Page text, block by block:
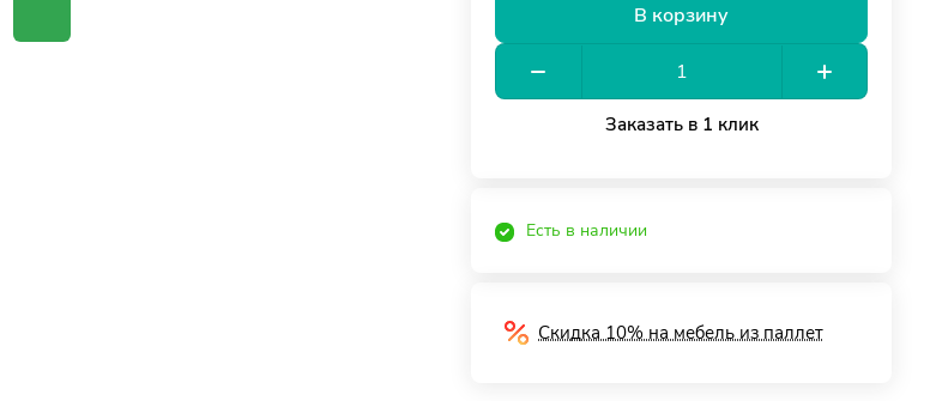
В корзину
Заказать в 1 клик
Есть в наличии
Скидка 10% на мебель из паллет